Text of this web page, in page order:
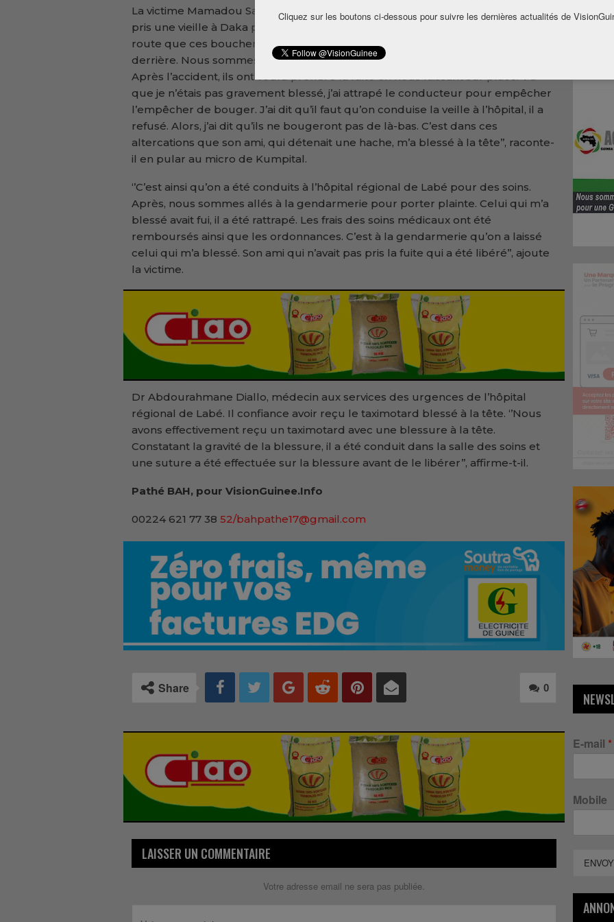
La victime Mamadou Saidou Diallo raconte sa mésaventure. ‘’Entre 8h et 9h, j’ai
pris une vieille à Daka pour l’emmener au quartier Sassè. C’est en cours de
route que ces bouchers qui étaient sur une moto, nous ont percutés par
derrière. Nous sommes tombés et ma passagère a été sévèrement blessée.
Après l’accident, ils ont voulu prendre la fuite en nous laissant sur place. Vu
que je n’étais pas gravement blessé, j’ai attrapé le conducteur pour empêcher
l’empêcher de bouger. J’ai dit qu’il faut qu’on conduise la veille à l’hôpital, il a
refusé. Alors, j’ai dit qu’ils ne bougeront pas de là-bas. C’est dans ces
altercations que son ami, qui détenait une hache, m’a blessé à la tête’’, raconte-
il en pular au micro de Kumpital.
‘’C’est ainsi qu’on a été conduits à l’hôpital régional de Labé pour des soins.
Après, nous sommes allés à la gendarmerie pour porter plainte. Celui qui m’a
blessé avait fui, il a été rattrapé. Les frais des soins médicaux ont été
remboursés ainsi que les ordonnances. C’est à la gendarmerie qu’on a laissé
celui qui m’a blessé. Son ami qui n’avait pas pris la fuite qui a été libéré’’, ajoute
la victime.
Dr Abdourahmane Diallo, médecin aux services des urgences de l’hôpital
régional de Labé. Il confiance avoir reçu le taximotard blessé à la tête. ‘’Nous
avons effectivement reçu un taximotard avec une blessure à la tête.
Constatant la gravité de la blessure, il a été conduit dans la salle des soins et
une suture a été effectuée sur la blessure avant de le libérer’’, affirme-t-il.
Pathé BAH, pour VisionGuinee.Info
00224 621 77 38 52/bahpathe17@gmail.com
0
Share
LAISSER UN COMMENTAIRE
Votre adresse email ne sera pas publiée.
E-mail *
Mobile
Cliquez sur les boutons ci-dessous pour suivre les dernières actualités de